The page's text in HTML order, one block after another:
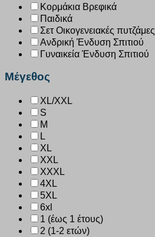
Κορμάκια Βρεφικά
Παιδικά
Σετ Οικογενειακές πυτζάμες
Ανδρική Ένδυση Σπιτιού
Γυναικεία Ένδυση Σπιτιού
Μέγεθος
XL/XXL
S
M
L
XL
XXL
XXXL
4XL
5XL
6xl
1 (έως 1 έτους)
2 (1-2 ετών)